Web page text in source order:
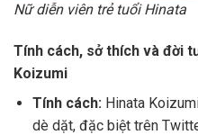
Nữ diễn viên trẻ tuổi Hinata
Tính cách, sở thích và đời
Koizumi
Tính cách:Hinata
dè dặt, đặc biệt trên